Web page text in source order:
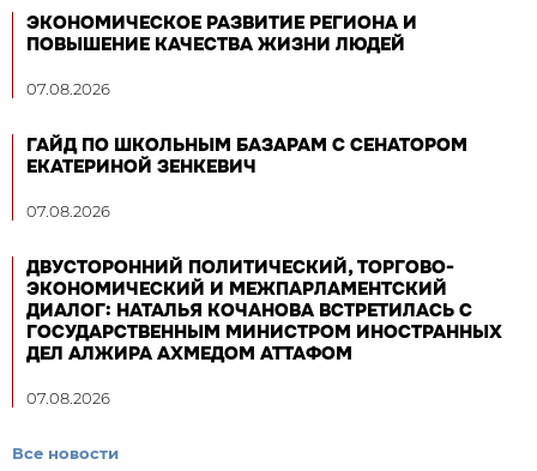
ЭКОНОМИЧЕСКОЕ РАЗВИТИЕ РЕГИОНА И
ПОВЫШЕНИЕ КАЧЕСТВА ЖИЗНИ ЛЮДЕЙ
07.08.2026
ГАЙД ПО ШКОЛЬНЫМ БАЗАРАМ С СЕНАТОРОМ
ЕКАТЕРИНОЙ ЗЕНКЕВИЧ
07.08.2026
ДВУСТОРОННИЙ ПОЛИТИЧЕСКИЙ, ТОРГОВО-
ЭКОНОМИЧЕСКИЙ И МЕЖПАРЛАМЕНТСКИЙ
ДИАЛОГ: НАТАЛЬЯ КОЧАНОВА ВСТРЕТИЛАСЬ С
ГОСУДАРСТВЕННЫМ МИНИСТРОМ ИНОСТРАННЫХ
ДЕЛ АЛЖИРА АХМЕДОМ АТТАФОМ
07.08.2026
Все новости